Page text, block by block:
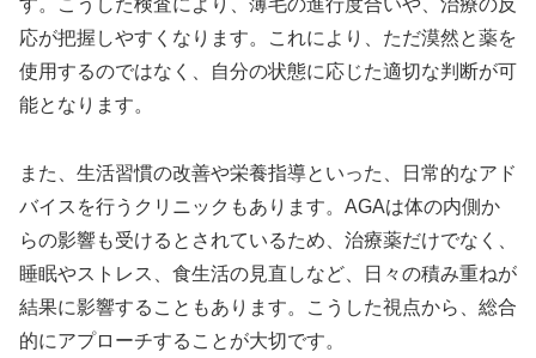
す。こうした検査により、薄毛の進行度合いや、治療の反
応が把握しやすくなります。これにより、ただ漠然と薬を
使用するのではなく、自分の状態に応じた適切な判断が可
能となります。
また、生活習慣の改善や栄養指導といった、日常的なアド
バイスを行うクリニックもあります。AGAは体の内側か
らの影響も受けるとされているため、治療薬だけでなく、
睡眠やストレス、食生活の見直しなど、日々の積み重ねが
結果に影響することもあります。こうした視点から、総合
的にアプローチすることが大切です。